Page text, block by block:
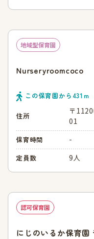
地域型保育園
Nurseryroomcoco
この保育園から 431 ｍ
住所
〒
01
保育時間 -
定員数 9人
認可保育園
にじのいるか保育園